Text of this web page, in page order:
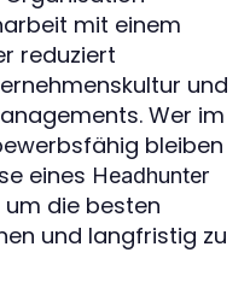
mit einem
reduziert
und
Wer im
bleiben
eines Headhunter
um die besten
und langfristig zu